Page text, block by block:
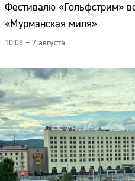
Фестивалю «Гольфстрим»
«Мурманская миля»
10:08 – 7 августа